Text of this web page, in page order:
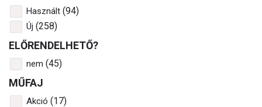
Használt (94)
Új (258)
ELŐRENDELHETŐ?
nem (45)
MŰFAJ
Akció (17)